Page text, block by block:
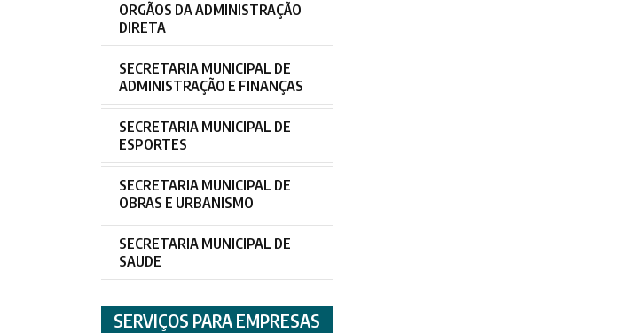
ORGÃOS DA ADMINISTRAÇÃO
DIRETA
SECRETARIA MUNICIPAL DE
ADMINISTRAÇÃO E FINANÇAS
SECRETARIA MUNICIPAL DE
ESPORTES
SECRETARIA MUNICIPAL DE
OBRAS E URBANISMO
SECRETARIA MUNICIPAL DE
SAUDE
SERVIÇOS PARA EMPRESAS